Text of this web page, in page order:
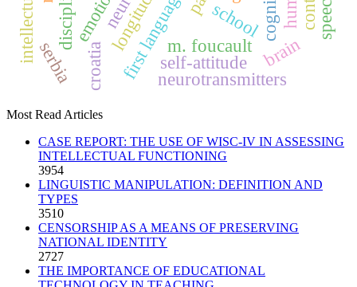
m. foucault
school
brain
neurotransmitters
croatia
serbia self-attitude
Most Read Articles
CASE REPORT: THE USE OF WISC-IV IN ASSESSING
INTELLECTUAL FUNCTIONING
3954
LINGUISTIC MANIPULATION: DEFINITION AND
TYPES
3510
CENSORSHIP AS A MEANS OF PRESERVING
NATIONAL IDENTITY
2727
THE IMPORTANCE OF EDUCATIONAL